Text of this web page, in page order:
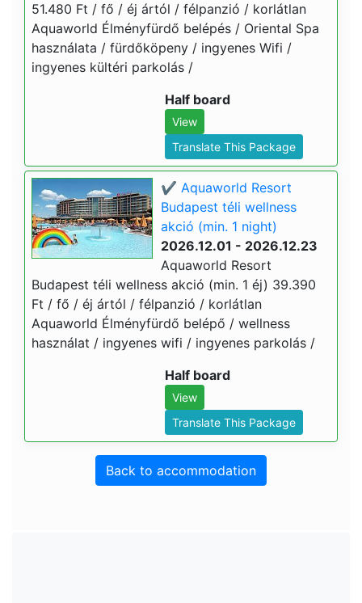
51.480 Ft / fő / éj ártól / félpanzió / korlátlan
Aquaworld Élményfürdő belépés / Oriental Spa
használata / fürdőköpeny / ingyenes Wifi /
ingyenes kültéri parkolás /
Half board
View
Translate This Package
✔️ Aquaworld Resort
Budapest téli wellness
akció (min. 1 night)
2026.12.01 - 2026.12.23
Aquaworld Resort
Budapest téli wellness akció (min. 1 éj) 39.390
Ft / fő / éj ártól / félpanzió / korlátlan
Aquaworld Élményfürdő belépő / wellness
használat / ingyenes wifi / ingyenes parkolás /
Half board
View
Translate This Package
Back to accommodation